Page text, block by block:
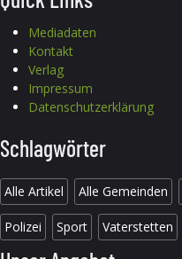
Mediadaten
Kontakt
Verlag
Impressum
Datenschutzerklärung
Schlagwörter
Alle Artikel Alle Gemeinden
Polizei Sport Vaterstetten